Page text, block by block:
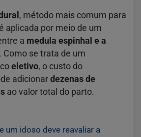
, método mais comum para
aplicada por meio de um
a medula espinhal e a
. Como se trata de um
eletivo, o custo do
adicionar dezenas de
ao valor total do parto.
um idoso deve reavaliar a